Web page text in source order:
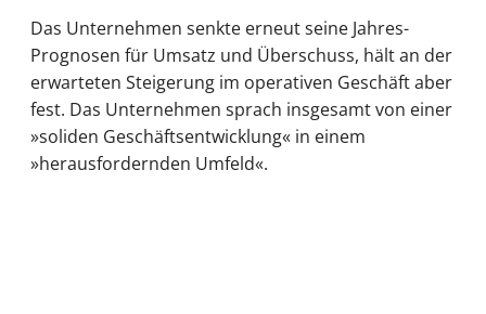
Das Unternehmen senkte erneut seine Jahres-
Prognosen für Umsatz und Überschuss, hält an der
erwarteten Steigerung im operativen Geschäft aber
fest. Das Unternehmen sprach insgesamt von einer
»soliden Geschäftsentwicklung« in einem
»herausfordernden Umfeld«.